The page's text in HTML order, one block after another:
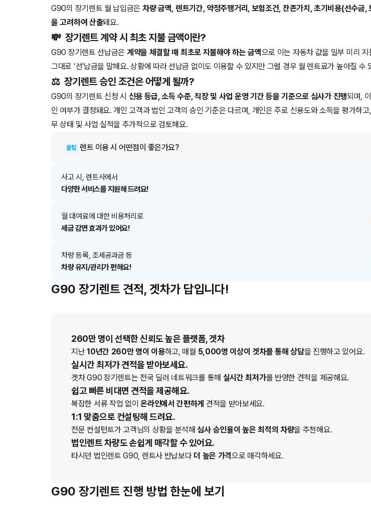
G90의 장기렌트 월 납입금은 차량 금액, 렌트기간, 약정주행거리, 보험조건, 잔존가치, 초기비용(선수금,
을 고려하여 산출돼요.
💸 장기렌트 계약 시 최초 지불 금액이란?
G90 장기렌트 선납금은 계약을 체결할 때 최초로 지불해야 하는 금액으로 이는 자동차 값을 일부 미리 지
그대로 ‘선'납금을 말해요. 상황에 따라 선납금 없이도 이용할 수 있지만 그럴 경우 월 렌트료가 높아질 수
⚖️ 장기렌트 승인 조건은 어떻게 될까?
G90의 장기렌트 신청 시 신용 등급, 소득 수준, 직장 및 사업 운영 기간 등을 기준으로 심사가 진행되며,
인 여부가 결정돼요. 개인 고객과 법인 고객의 승인 기준은 다르며, 개인은 주로 신용도와 소득을 평가하
무 상태 및 사업 실적을 추가적으로 검토해요.
꿀팁 렌트 이용 시 어떤점이 좋은가요?
사고 시, 렌트사에서
다양한 서비스를 지원해 드려요!
월 대여료에 대한 비용처리로
세금 감면 효과가 있어요!
차량 등록, 조세공과금 등
차량 유지/관리가 편해요!
G90 장기렌트 견적, 겟차가 답입니다!
260만 명이 선택한 신뢰도 높은 플랫폼, 겟차
지난10년간 260만 명이 이용하고, 매월 5,000명 이상이 겟차를 통해 상담을 진행하고 있어요.
실시간 최저가 견적을 받아보세요.
겟차G90 장기렌트는 전국 딜러 네트워크를 통해 실시간 최저가를 반영한 견적을 제공해요.
쉽고 빠른 비대면 견적을 제공해요.
복잡한 서류 작업 없이온라인에서 간편하게 견적을 받아보세요.
1:1 맞춤으로 컨설팅해 드려요.
전문 컨설턴트가 고객님의 상황을 분석해 심사 승인율이 높은 최적의 차량을 추천해요.
법인렌트 차량도 손쉽게 매각할 수 있어요.
타시던 법인렌트 G90 , 렌트사 반납보다 더 높은 가격으로 매각하세요.
G90 장기렌트 진행 방법 한눈에 보기